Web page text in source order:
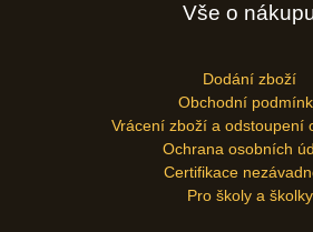
Vše o
Dodání zboží
Obchodní
Vrácení zboží a odstoupení
Ochrana osobních
Certifikace
Pro školy a školky